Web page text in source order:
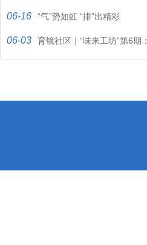
学子在茶香里“品”出文化…
06-16 “气”势如虹 “排”出精彩
06-03 育镜社区｜“味来工坊”第6期：